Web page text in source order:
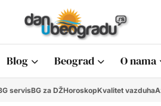
Blog Beograd O nama
servisBG za DŽHoroskopKvalitet vazduha